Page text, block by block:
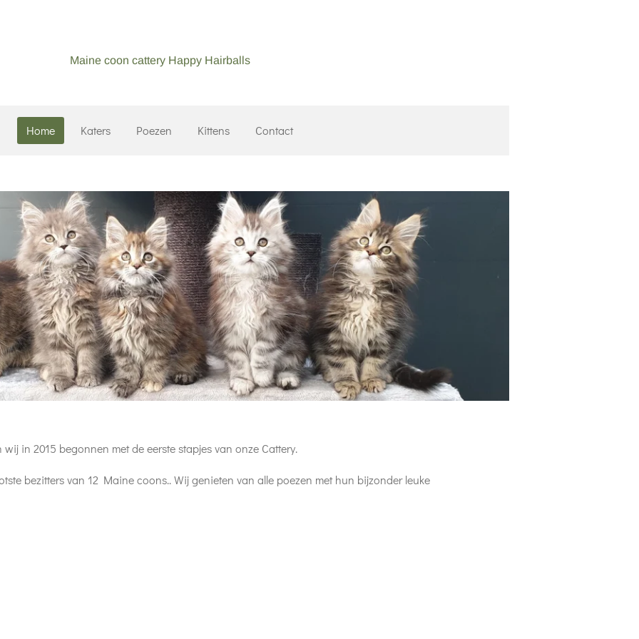
Maine coon cattery Happy Hairballs
Home Katers Poezen Kittens Contact
in 2015 begonnen met de eerste stapjes van onze Cattery.
bezitters van 12 Maine coons.. Wij genieten van alle poezen met hun bijzonder leuke